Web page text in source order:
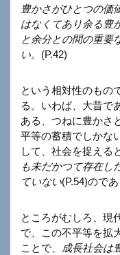
豊かさがひとつの価
はなくてあり余る豊
と余分との間の重要
い。 (P.42)
という相対性のもの
る。いわば、大昔で
ある、つねに豊かさ
平等の蓄積でしかな
して、社会を捉える
も未だかつて存在し
ていない(P.54)のであ
ところがむしろ、現
で、この不平等を拡
ことで、
成長社会は